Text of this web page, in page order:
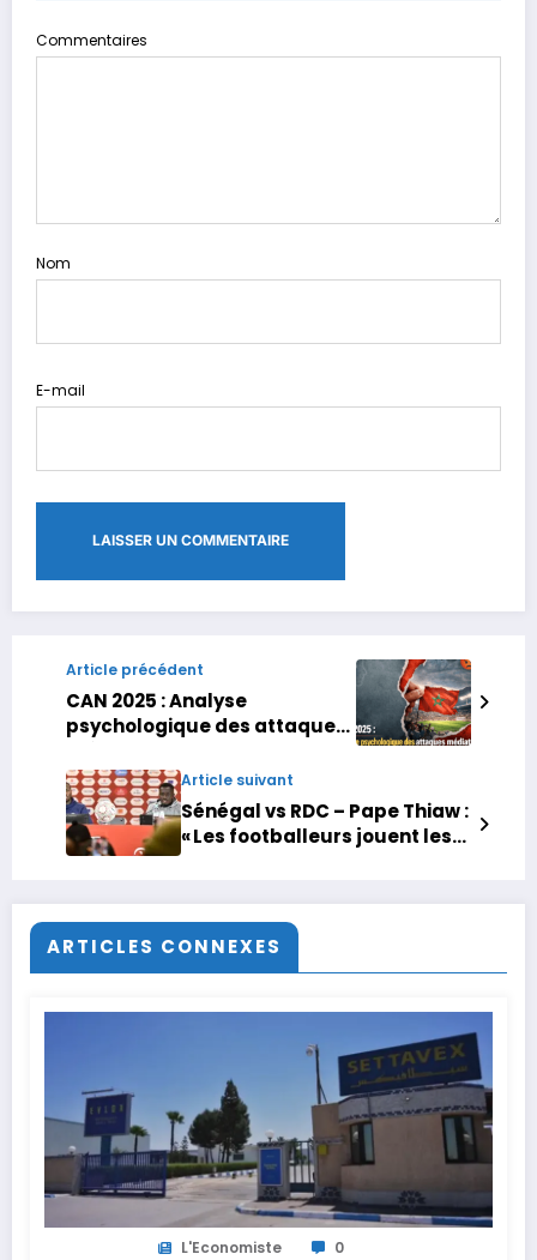
Commentaires
Nom
E-mail
Article précédent
CAN 2025 : Analyse
psychologique des attaques
Article suivant
Sénégal vs RDC – Pape Thiaw :
« Les footballeurs jouent les
ARTICLES CONNEXES
L'Economiste 0